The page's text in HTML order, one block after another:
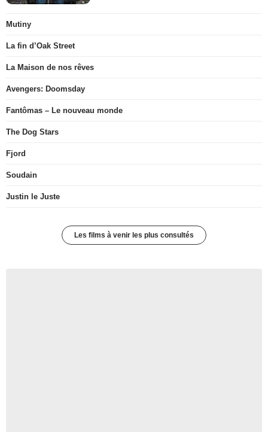
Mutiny
La fin d’Oak Street
La Maison de nos rêves
Avengers: Doomsday
Fantômas – Le nouveau monde
The Dog Stars
Fjord
Soudain
Justin le Juste
Les films à venir les plus consultés